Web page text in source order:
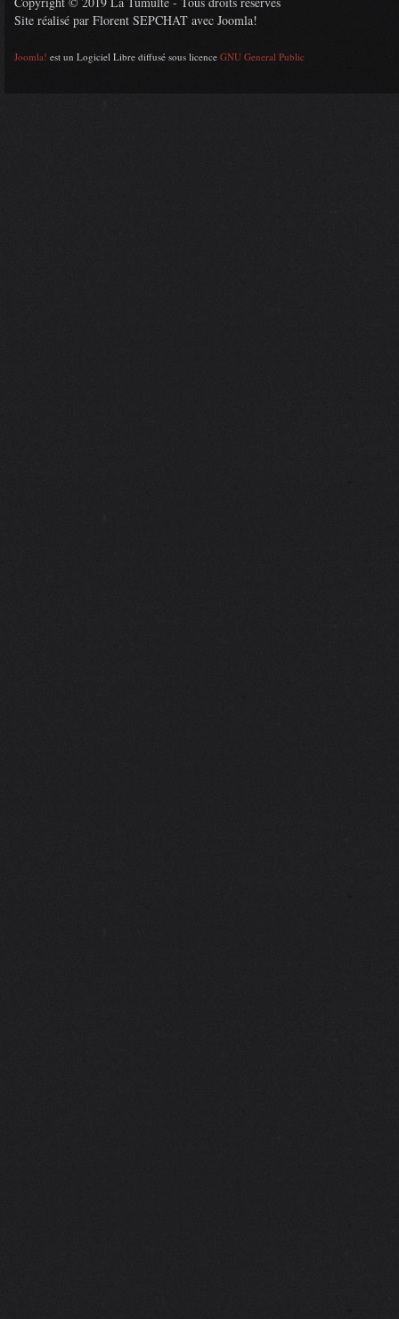
Site réalisé par Florent SEPCHAT avec Joomla!
Joomla! est un Logiciel Libre diffusé sous licence GNU General Public